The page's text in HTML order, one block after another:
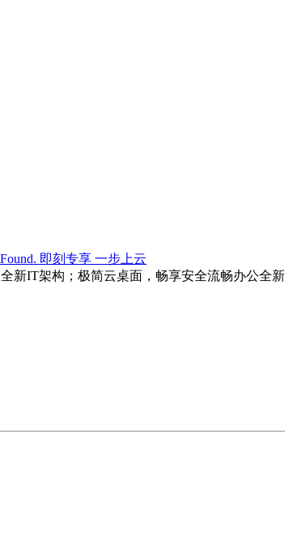
即刻专享 一步上云
新IT架构；极简云桌面，畅享安全流畅办公全新